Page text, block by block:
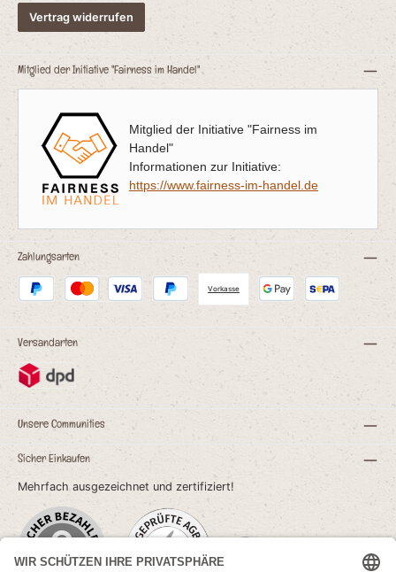
Vertrag widerrufen
Mitglied der Initiative "Fairness im Handel"
Mitglied der Initiative "Fairness im
Handel"
Informationen zur Initiative:
https://www.fairness-im-handel.de
Zahlungsarten
Vorkasse
Versandarten
Unsere Communities
Sicher Einkaufen
Mehrfach ausgezeichnet und zertifiziert!